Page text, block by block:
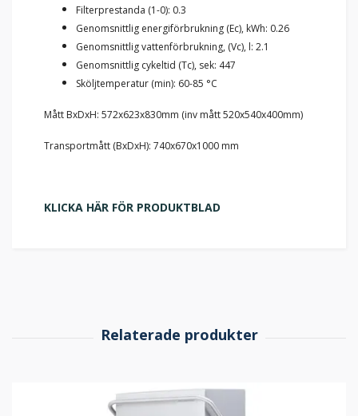
Filterprestanda (1-0): 0.3
Genomsnittlig energiförbrukning (Ec), kWh: 0.26
Genomsnittlig vattenförbrukning, (Vc), l: 2.1
Genomsnittlig cykeltid (Tc), sek: 447
Sköljtemperatur (min): 60-85 °C
Mått BxDxH: 572x623x830mm (inv mått 520x540x400mm)
Transportmått (BxDxH): 740x670x1000 mm
KLICKA HÄR FÖR PRODUKTBLAD